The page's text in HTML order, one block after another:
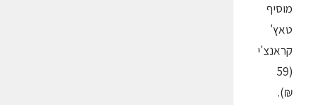
מוסיף
טאץ'
קראנצ'י
(59
₪).